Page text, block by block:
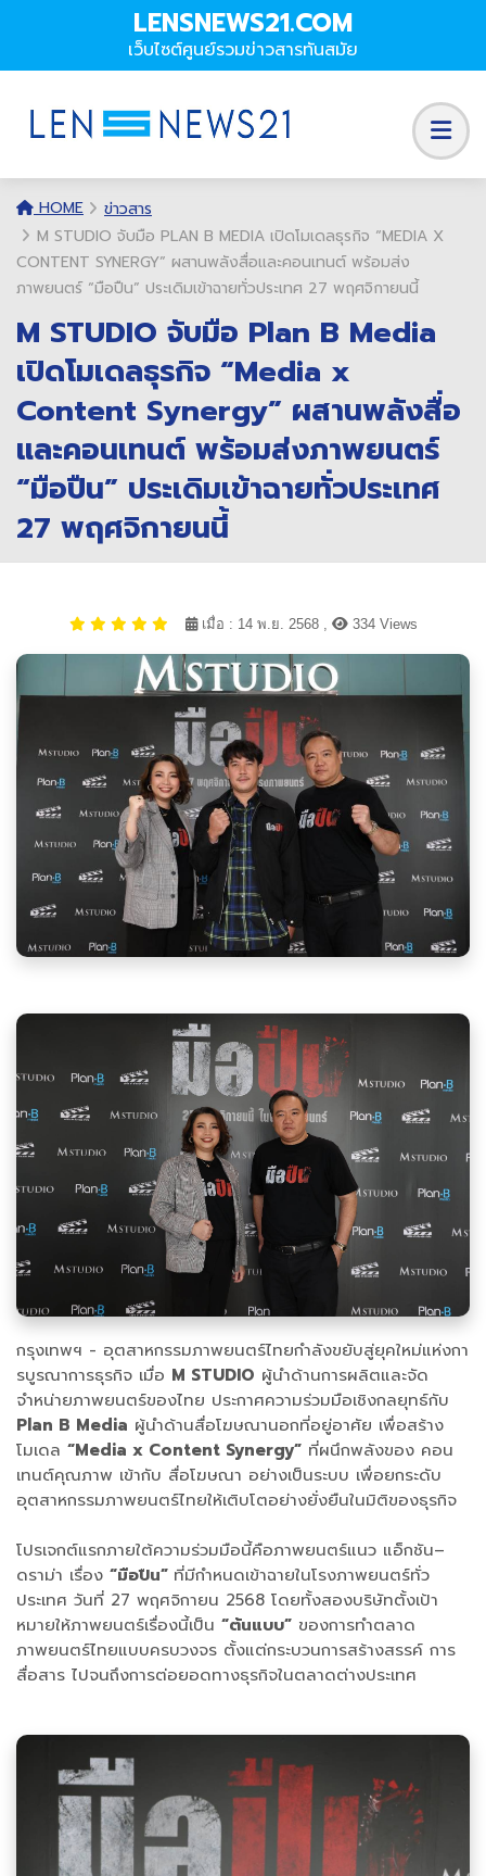
LENSNEWS21.COM
เว็บไซต์ศูนย์รวมข่าวสารทันสมัย
HOME
ข่าวสาร
M STUDIO จับมือ PLAN B MEDIA เปิดโมเดลธุรกิจ “MEDIA X
CONTENT SYNERGY” ผสานพลังสื่อและคอนเทนต์ พร้อมส่ง
ภาพยนตร์ “มือปืน” ประเดิมเข้าฉายทั่วประเทศ 27 พฤศจิกายนนี้
M STUDIO จับมือ Plan B Media
เปิดโมเดลธุรกิจ “Media x
Content Synergy” ผสานพลังสื่อ
และคอนเทนต์ พร้อมส่งภาพยนตร์
“มือปืน” ประเดิมเข้าฉายทั่วประเทศ
27 พฤศจิกายนนี้
เมื่อ : 14 พ.ย. 2568 , 334 Views
กรุงเทพฯ - อุตสาหกรรมภาพยนตร์ไทยกำลังขยับสู่ยุคใหม่แห่งกา
รบูรณาการธุรกิจ เมื่อ M STUDIO ผู้นำด้านการผลิตและจัด
จำหน่ายภาพยนตร์ของไทย ประกาศความร่วมมือเชิงกลยุทธ์กับ
Plan B Media ผู้นำด้านสื่อโฆษณานอกที่อยู่อาศัย เพื่อสร้าง
โมเดล “Media x Content Synergy” ที่ผนึกพลังของ คอน
เทนต์คุณภาพ เข้ากับ สื่อโฆษณา อย่างเป็นระบบ เพื่อยกระดับ
อุตสาหกรรมภาพยนตร์ไทยให้เติบโตอย่างยั่งยืนในมิติของธุรกิจ
โปรเจกต์แรกภายใต้ความร่วมมือนี้คือภาพยนตร์แนว แอ็กชัน–
ดราม่า เรื่อง “มือปืน” ที่มีกำหนดเข้าฉายในโรงภาพยนตร์ทั่ว
ประเทศ วันที่ 27 พฤศจิกายน 2568 โดยทั้งสองบริษัทตั้งเป้า
หมายให้ภาพยนตร์เรื่องนี้เป็น “ต้นแบบ” ของการทำตลาด
ภาพยนตร์ไทยแบบครบวงจร ตั้งแต่กระบวนการสร้างสรรค์ การ
สื่อสาร ไปจนถึงการต่อยอดทางธุรกิจในตลาดต่างประเทศ